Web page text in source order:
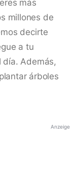
más
millones de
decirte
a tu
día. Además,
árboles
Anzeige